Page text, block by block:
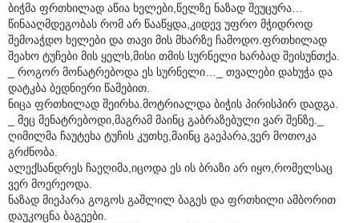
ბიჭმა ფრთხილად აწია ხელები,წელზე ნაზად შეუცურა…
წინააღმდეგობას რომ არ წააწყდა,კიდევ უფრო მჭიდროდ
შემოაჭდო ხელები და თავი მის მხარზე ჩამოდო.ფრთხილად
შეახო ტუჩები მის ყელს,მისი თმის სურნელი ხარბად შეისუნთქა.
_ როგორ მონატრებოდა ეს სურნელი…_ თვალები დახუჭა და
დატკბა ბედნიერი წამებით.
ნიცა ფრთხილად შეირხა.მოტრიალდა ბიჭის პირისპირ დადგა.
_ მეც მენატრებოდი,მაგრამ მაინც გაბრაზებული ვარ შენზე._
ღიმილმა ჩაუტეხა ტუჩის კუთხე,მაინც გაეპარა,ვერ მოთოკა
გრძნობა.
ალექსანდრეს ჩაეღიმა,იცოდა ეს ის ბრაზი არ იყო,რომელსაც
ვერ მოერეოდა.
ნაზად მიეპარა გოგოს გაშლილ ბაგეს და ფრთხილი ამბორით
დაუკოცნა ბაგეები.